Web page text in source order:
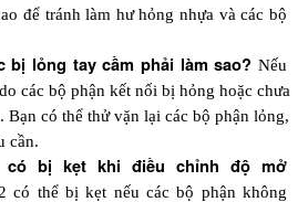
để tránh làm hư hỏng nhựa và các bộ
bị lỏng tay cầm phải làm sao? Nếu
các bộ phận kết nối bị hỏng hoặc chưa
Bạn có thể thử vặn lại các bộ phận lỏng,
cần.
có bị kẹt khi điều chỉnh độ mở
có thể bị kẹt nếu các bộ phận không